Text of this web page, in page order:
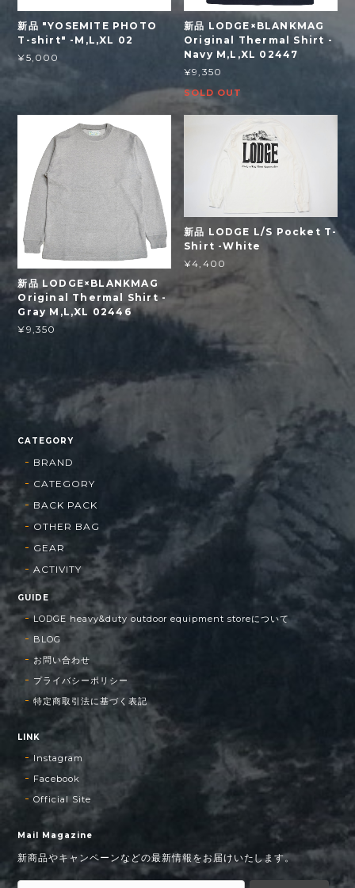
新品 "YOSEMITE PHOTO
T-shirt" -M,L,XL 02
¥5,000
新品 LODGE×BLANKMAG
Original Thermal Shirt -
Navy M,L,XL 02447
¥9,350
SOLD OUT
新品 LODGE×BLANKMAG
Original Thermal Shirt -
Gray M,L,XL 02446
¥9,350
新品 LODGE L/S Pocket T-
Shirt -White
¥4,400
CATEGORY
BRAND
CATEGORY
BACK PACK
OTHER BAG
GEAR
ACTIVITY
GUIDE
LODGE heavy&duty outdoor equipment storeについて
BLOG
お問い合わせ
プライバシーポリシー
特定商取引法に基づく表記
LINK
Instagram
Facebook
Official Site
Mail Magazine
新商品やキャンペーンなどの最新情報をお届けいたします。